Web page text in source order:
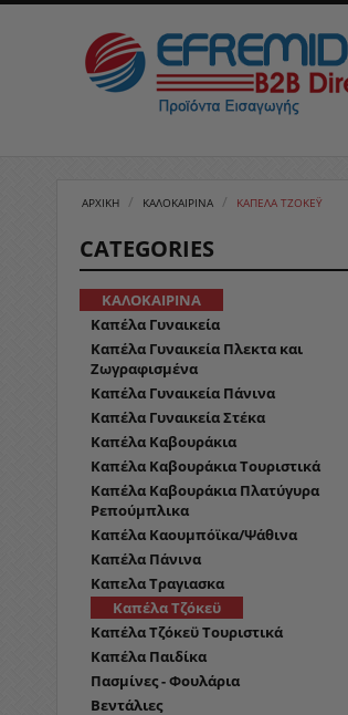
ΑΡΧΙΚΉ / ΚΑΛΟΚΑΙΡΙΝΑ / ΚΑΠΈΛΑ ΤΖΌΚΕΫ
CATEGORIES
ΚΑΛΟΚΑΙΡΙΝΑ
Καπέλα Γυναικεία
Καπέλα Γυναικεία Πλεκτα και
Ζωγραφισμένα
Καπέλα Γυναικεία Πάνινα
Καπέλα Γυναικεία Στέκα
Καπέλα Καβουράκια
Καπέλα Καβουράκια Τουριστικά
Καπέλα Καβουράκια Πλατύγυρα
Ρεπούμπλικα
Καπέλα Καουμπόϊκα/Ψάθινα
Καπέλα Πάνινα
Καπελα Τραγιασκα
Καπέλα Τζόκεϋ
Καπέλα Τζόκεϋ Τουριστικά
Καπέλα Παιδίκα
Πασμίνες - Φουλάρια
Βεντάλιες